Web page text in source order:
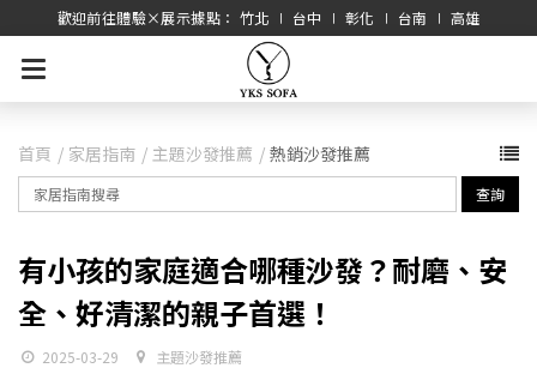
歡迎前往體驗×展示據點： 竹北 ∣ 台中 ∣ 彰化 ∣ 台南 ∣ 高雄
首頁 家居指南 主題沙發推薦 熱銷沙發推薦
查詢
有小孩的家庭適合哪種沙發？耐磨、安
全、好清潔的親子首選！
2025-03-29 主題沙發推薦